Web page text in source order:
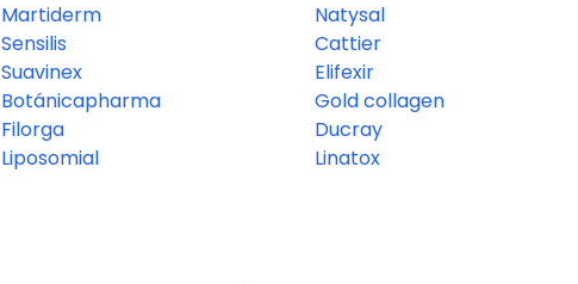
Martiderm
Sensilis
Suavinex
Botánicapharma
Filorga
Liposomial
Natysal
Cattier
Elifexir
Gold collagen
Ducray
Linatox